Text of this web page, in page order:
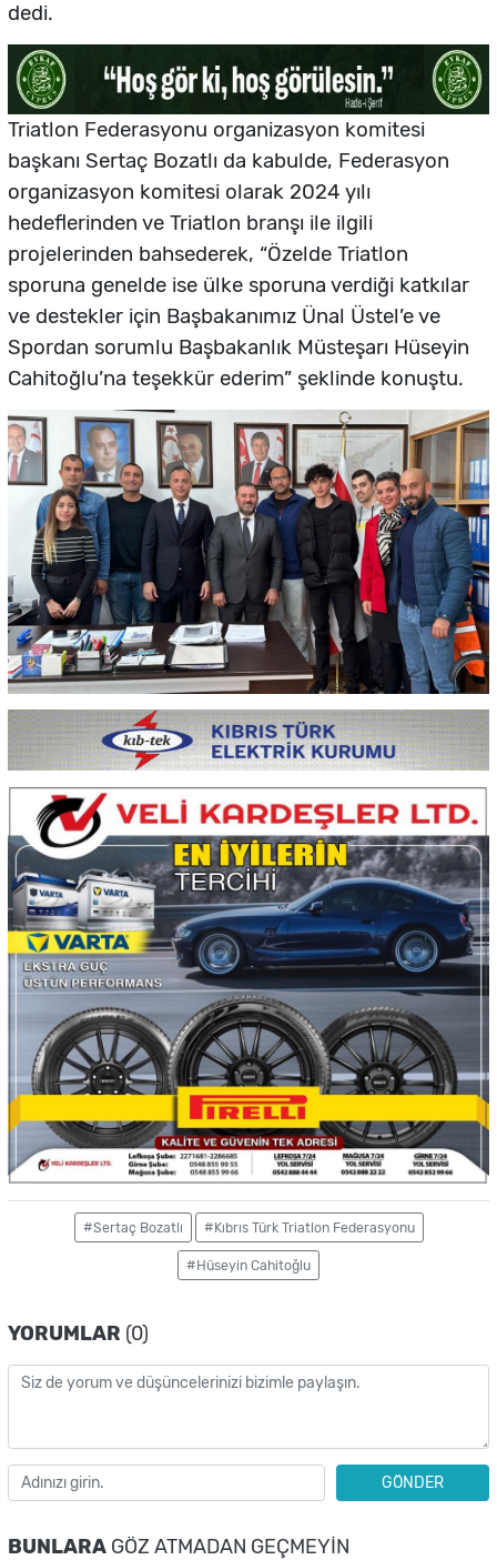
dedi.
Triatlon Federasyonu organizasyon komitesi
başkanı Sertaç Bozatlı da kabulde, Federasyon
organizasyon komitesi olarak 2024 yılı
hedeflerinden ve Triatlon branşı ile ilgili
projelerinden bahsederek, “Özelde Triatlon
sporuna genelde ise ülke sporuna verdiği katkılar
ve destekler için Başbakanımız Ünal Üstel’e ve
Spordan sorumlu Başbakanlık Müsteşarı Hüseyin
Cahitoğlu’na teşekkür ederim” şeklinde konuştu.
#Sertaç Bozatlı #Kıbrıs Türk Triatlon Federasyonu
#Hüseyin Cahitoğlu
YORUMLAR (0)
GÖNDER
BUNLARA GÖZ ATMADAN GEÇMEYIN